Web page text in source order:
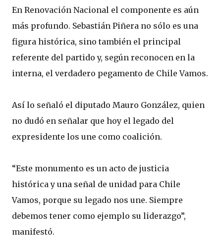
En Renovación Nacional el componente es aún
más profundo. Sebastián Piñera no sólo es una
figura histórica, sino también el principal
referente del partido y, según reconocen en la
interna, el verdadero pegamento de Chile Vamos.
Así lo señaló el diputado Mauro González, quien
no dudó en señalar que hoy el legado del
expresidente los une como coalición.
“Este monumento es un acto de justicia
histórica y una señal de unidad para Chile
Vamos, porque su legado nos une. Siempre
debemos tener como ejemplo su liderazgo”,
manifestó.